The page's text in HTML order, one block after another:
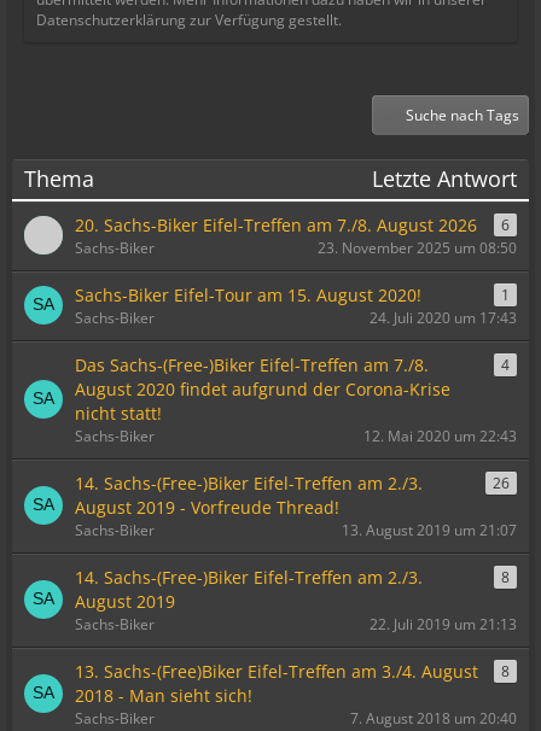
Datenschutzerklärung zur Verfügung gestellt.
Suche nach Tags
Thema Letzte Antwort
20. Sachs-Biker Eifel-Treffen am 7./8. August 2026
6
Sachs-Biker
23. November 2025 um 08:50
Sachs-Biker Eifel-Tour am 15. August 2020!
1
Sachs-Biker
24. Juli 2020 um 17:43
Das Sachs-(Free-)Biker Eifel-Treffen am 7./8.
August 2020 findet aufgrund der Corona-Krise
nicht statt!
4
Sachs-Biker 12. Mai 2020 um 22:43
14. Sachs-(Free-)Biker Eifel-Treffen am 2./3.
August 2019 - Vorfreude Thread!
26
Sachs-Biker 13. August 2019 um 21:07
14. Sachs-(Free-)Biker Eifel-Treffen am 2./3.
August 2019
8
Sachs-Biker 22. Juli 2019 um 21:13
13. Sachs-(Free)Biker Eifel-Treffen am 3./4. August
2018 - Man sieht sich!
8
Sachs-Biker 7. August 2018 um 20:40